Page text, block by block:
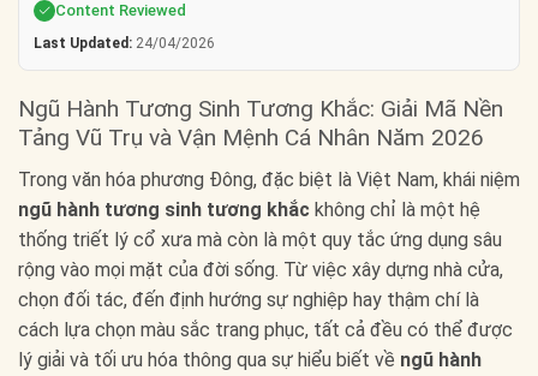
Content Reviewed
Last Updated: 24/04/2026
Ngũ Hành Tương Sinh Tương Khắc: Giải Mã Nền
Tảng Vũ Trụ và Vận Mệnh Cá Nhân Năm 2026
Trong văn hóa phương Đông, đặc biệt là Việt Nam, khái niệm
ngũ hành tương sinh tương khắc không chỉ là một hệ
thống triết lý cổ xưa mà còn là một quy tắc ứng dụng sâu
rộng vào mọi mặt của đời sống. Từ việc xây dựng nhà cửa,
chọn đối tác, đến định hướng sự nghiệp hay thậm chí là
cách lựa chọn màu sắc trang phục, tất cả đều có thể được
lý giải và tối ưu hóa thông qua sự hiểu biết về ngũ hành